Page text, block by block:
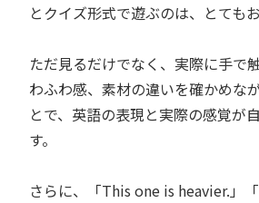
とクイズ形式で遊ぶのは、とても
ただ見るだけでなく、実際に手で
わふわ感、素材の違いを確かめな
とで、英語の表現と実際の感覚が
す。
さらに、「This one is heavier.」